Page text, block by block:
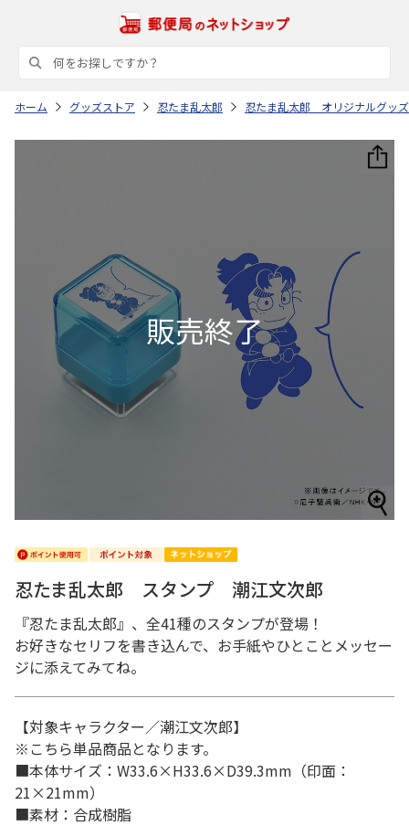
ホーム グッズストア 忍たま乱太郎 忍たま乱太郎 オリジナルグッズ
忍たま乱太郎 スタンプ 潮江文次郎
『忍たま乱太郎』、全41種のスタンプが登場！
お好きなセリフを書き込んで、お手紙やひとことメッセー
ジに添えてみてね。
【対象キャラクター／潮江文次郎】
※こちら単品商品となります。
■本体サイズ：W33.6×H33.6×D39.3mm（印面：
21×21mm）
■素材：合成樹脂